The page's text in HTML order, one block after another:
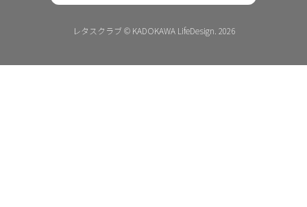
レタスクラブ © KADOKAWA LifeDesign. 2026